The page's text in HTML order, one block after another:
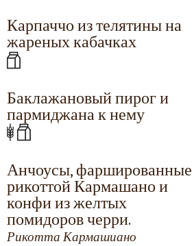
Карпаччо из телятины на
жареных кабачках
Баклажановый пирог и
пармиджана к нему
Анчоусы, фаршированные
рикоттой Кармашано и
конфи из желтых
помидоров черри.
Рикотта Кармашиано